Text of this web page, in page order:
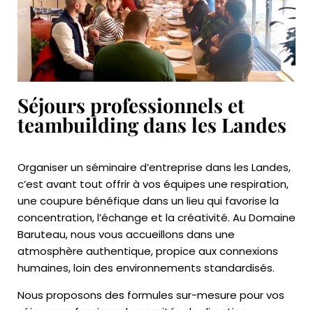
Séjours professionnels et
teambuilding dans les Landes
Organiser un séminaire d’entreprise dans les Landes,
c’est avant tout offrir à vos équipes une respiration,
une coupure bénéfique dans un lieu qui favorise la
concentration, l’échange et la créativité. Au Domaine
Baruteau, nous vous accueillons dans une
atmosphère authentique, propice aux connexions
humaines, loin des environnements standardisés.
Nous proposons des formules sur-mesure pour vos